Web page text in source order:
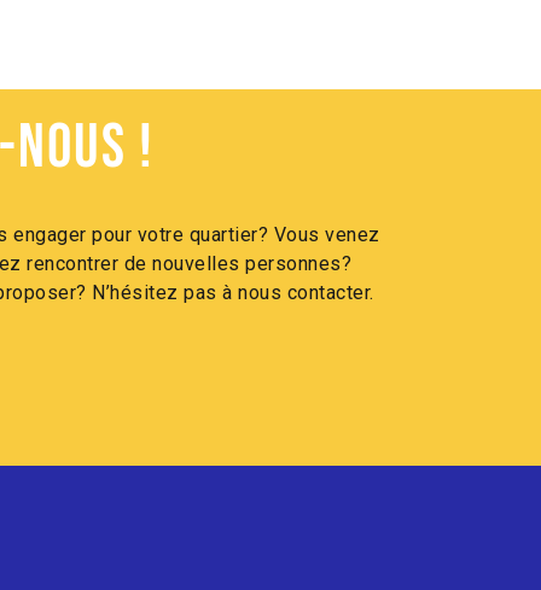
nous !
engager pour votre quartier? Vous venez
rencontrer de nouvelles personnes?
N’hésitez pas à nous contacter.